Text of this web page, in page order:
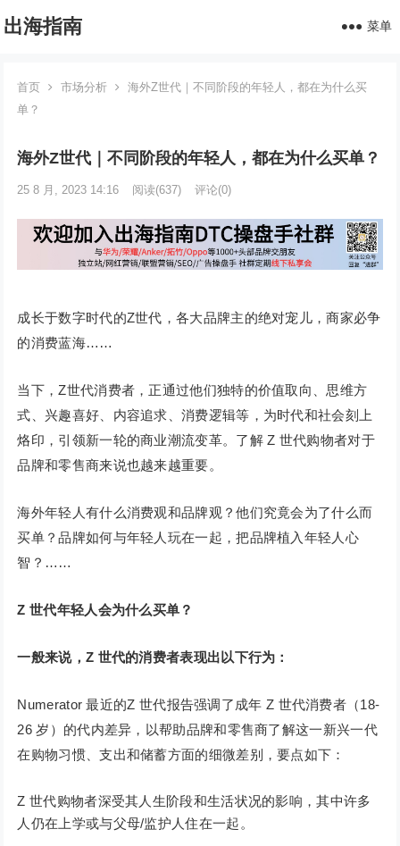
出海指南 菜单
首页 市场分析
海外Z世代｜不同阶段的年轻人，都在为什么买
单？
海外Z世代｜不同阶段的年轻人，都在为什么买单？
25 8 月, 2023 14:16 阅读(637) 评论(0)
成长于数字时代的Z世代，各大品牌主的绝对宠儿，商家必争
的消费蓝海……
当下，Z世代消费者，正通过他们独特的价值取向、思维方
式、兴趣喜好、内容追求、消费逻辑等，为时代和社会刻上
烙印，引领新一轮的商业潮流变革。了解 Z 世代购物者对于
品牌和零售商来说也越来越重要。
海外年轻人有什么消费观和品牌观？他们究竟会为了什么而
买单？品牌如何与年轻人玩在一起，把品牌植入年轻人心
智？……
Z 世代年轻人会为什么买单？
一般来说，Z 世代的消费者表现出以下行为：
Numerator 最近的Z 世代报告强调了成年 Z 世代消费者（18-
26 岁）的代内差异，以帮助品牌和零售商了解这一新兴一代
在购物习惯、支出和储蓄方面的细微差别，要点如下：
Z 世代购物者深受其人生阶段和生活状况的影响，其中许多
人仍在上学或与父母/监护人住在一起。